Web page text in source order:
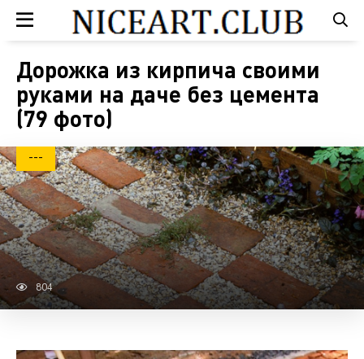
Дорожка из кирпича своими
руками на даче без цемента
(79 фото)
---
804